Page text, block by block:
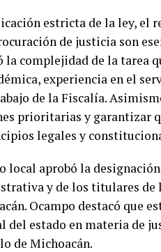
estricta de la ley, el
de justicia son
complejidad de la tarea
experiencia en el
de la Fiscalía.
prioritarias y garantizar
legales y
local aprobó la
y de los titulares de
Ocampo destacó que
estado en materia de
de Michoacán.